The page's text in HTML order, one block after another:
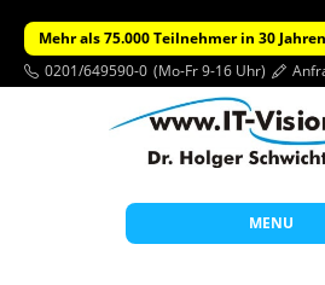
Mehr als 75.000 Teilnehmer in 30 Jahren
0201/649590-0 (Mo-Fr 9-16 Uhr)
MENU